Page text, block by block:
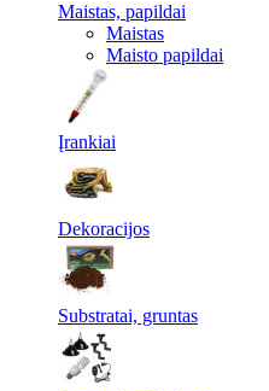
Maistas, papildai
Maistas
Maisto papildai
Įrankiai
Dekoracijos
Substratai, gruntas